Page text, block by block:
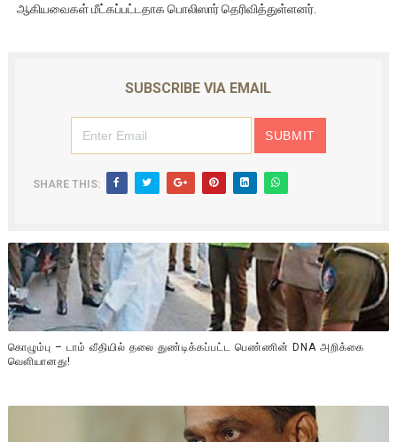
ஆகியவைகள் மீட்கப்பட்டதாக பொலிஸார் தெரிவித்துள்ளனர்.
SUBSCRIBE VIA EMAIL
SHARE THIS:
கொழும்பு – டாம் வீதியில் தலை துண்டிக்கப்பட்ட பெண்ணின் DNA அறிக்கை
வௌியானது!